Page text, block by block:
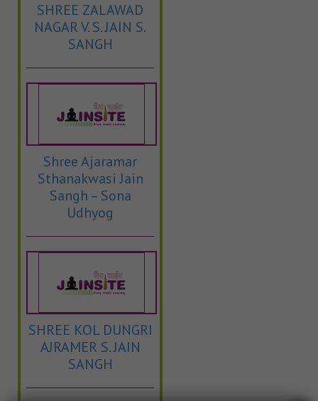
SHREE ZALAWAD
NAGAR V. S. JAIN S.
SANGH
Shree Ajaramar
Sthanakwasi Jain
Sangh – Sona
Udhyog
SHREE KOL DUNGRI
AJRAMER S. JAIN
SANGH